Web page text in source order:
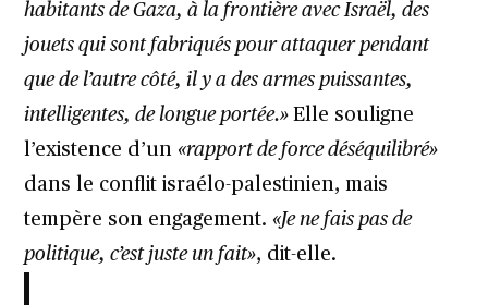
habitants de Gaza, à la frontière avec Israël, des
jouets qui sont fabriqués pour attaquer pendant
que de l’autre côté, il y a des armes puissantes,
intelligentes, de longue portée.»Elle souligne
l’existence d’un «rapport de force déséquilibré»
dans le conflit israélo-palestinien, mais
tempère son engagement. «Je ne fais pas de
politique, c’est juste un fait», dit-elle.